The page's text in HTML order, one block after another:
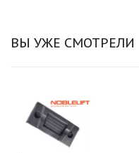
ВЫ УЖЕ СМОТРЕЛИ